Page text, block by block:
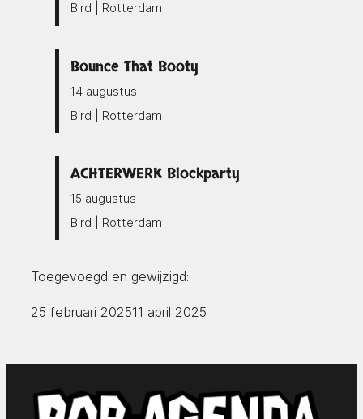
Bird | Rotterdam
Bounce That Booty
14 augustus
Bird | Rotterdam
ACHTERWERK Blockparty
15 augustus
Bird | Rotterdam
Toegevoegd en gewijzigd:
25 februari 202511 april 2025